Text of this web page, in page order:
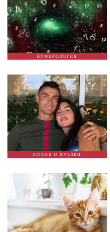
НУМЕРОЛОГИЯ
ЛЮБОВ И ВРЪЗКИ